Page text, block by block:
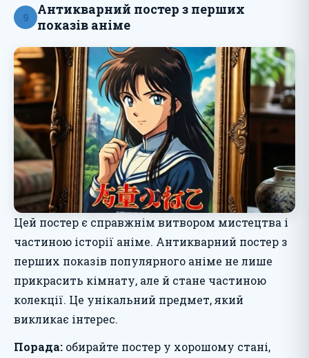
9
Антикварний постер з перших
показів аніме
Цей постер є справжнім витвором мистецтва і
частиною історії аніме. Антикварний постер з
перших показів популярного аніме не лише
прикрасить кімнату, але й стане частиною
колекції. Це унікальний предмет, який
викликає інтерес.
Порада: обирайте постер у хорошому стані,